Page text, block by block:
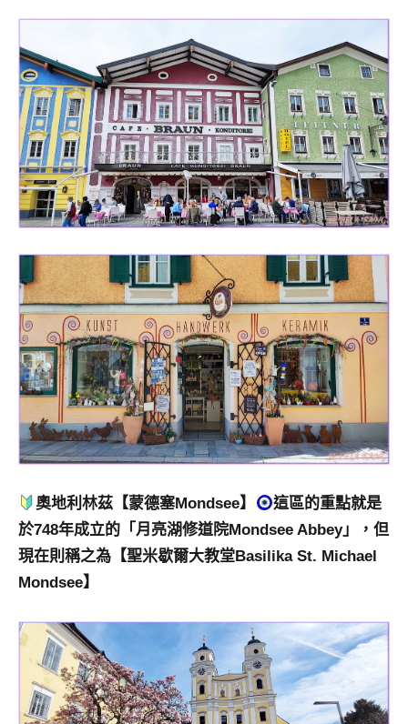
奧地利林茲【蒙德塞Mondsee】
這區的重點就是
於748年成立的「月亮湖修道院Mondsee Abbey」，但
現在則稱之為【聖米歇爾大教堂Basilika St. Michael
Mondsee】